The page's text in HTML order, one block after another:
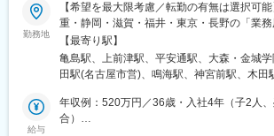
勤務地
【希望を最大限考慮／転勤の有無は選択可
重・静岡・滋賀・福井・東京・長野の「業
カ」※転居を伴う異動のないエリア採用あり
通勤OK（駐車場完備／一部店舗除く）※受動
中村井深店／大須店／大曽根店／守山大森店
井店／豊橋店／豊橋佐藤店／豊田店／半田
豊川店／豊明店／東海名和店／西尾店／刈谷
【最寄り駅】
亀島駅、上前津駅、平安通駅、大森・金城
田駅(名古屋市営)、鳴海駅、神宮前駅、木田
多半田駅、安城駅、東岡崎駅、豊川稲荷駅
県)、西尾駅、刈谷市駅、笠松駅、東大垣駅
給与
年収例：520万円／36歳・入社4年（子2人
合）